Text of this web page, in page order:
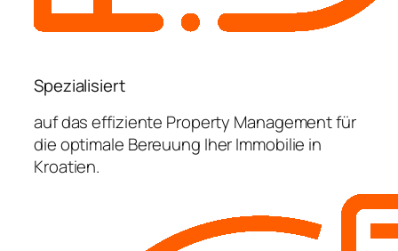
Spezialisiert
auf das effiziente Property Management für
die optimale Bereuung Iher Immobilie in
Kroatien.